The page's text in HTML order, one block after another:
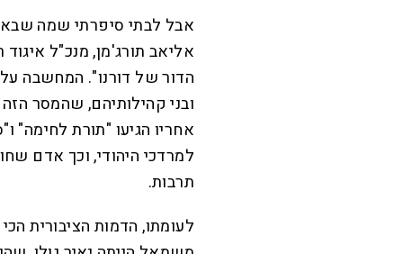
אבל לבתי סיפרתי שמה
אליאב תורג'מן, מנכ"ל
ובני קהילותיהם, שהמסר
אחריו הגיעו "תורת לחימה"
תרבות.
לעומתו, הדמות הציבורית